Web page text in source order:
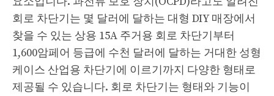
회로 차단기는 몇 달러에 달하는 대형 DIY 매장에서
찾을 수 있는 상용 15A 주거용 회로 차단기부터
1,600암페어 등급에 수천 달러에 달하는 거대한 성형
케이스 산업용 차단기에 이르기까지 다양한 형태로
제공될 수 있습니다. 회로 차단기는 형태와 기능이